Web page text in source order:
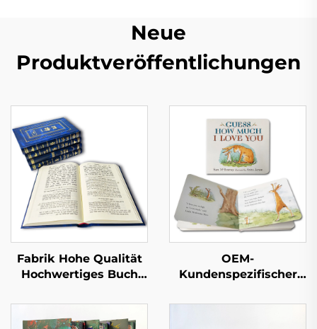
Neue
Produktveröffentlichungen
Fabrik Hohe Qualität
Hochwertiges Buch
Vollflächige
Goldfolienprägung
OEM-
Kundenspezifischer
Gute und